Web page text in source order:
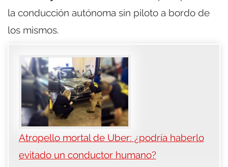
la conducción autónoma sin piloto a bordo de
los mismos.
Atropello mortal de Uber: ¿podría haberlo
evitado un conductor humano?